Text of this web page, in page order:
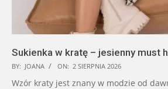
Sukienka w kratę – jesienny must
BY: JOANA ON: 2 SIERPNIA 2026
Wzór kraty jest znany w modzie od